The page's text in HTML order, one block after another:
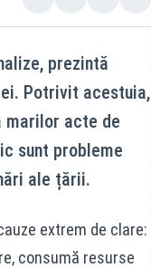
prezintă
Potrivit acestuia,
marilor acte de
sunt probleme
ale țării.
extrem de clare:
consumă resurse